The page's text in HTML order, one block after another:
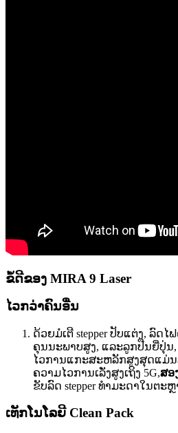
ຂໍ້ດີຂອງ MIRA 9 Laser
ໄວກວ່າຄົນອື່ນ
ດ້ວຍມໍເຕີ stepper ປັບແຕ່ງ, ລົດໄ
ຄຸນນະພາບສູງ, ແລະລູກປືນຍີ່ປຸ່ນ,
ໄວ​ການ​ແກະ​ສະ​ຫລັກ​ສູງ​ສຸດ​ແມ່ນ​ສູ
ຄວາມ​ໄວ​ການ​ເລັ່ງ​ສູງ​ເຖິງ 5G​,ສອ
ຂັບລົດ stepper ທໍາມະດາໃນຕະຫຼ
ເທັກໂນໂລຍີ Clean Pack